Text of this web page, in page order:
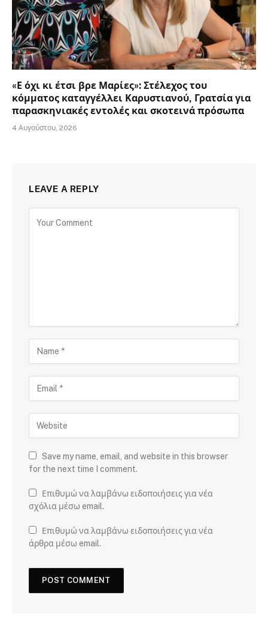
«Ε όχι κι έτσι βρε Μαρίες»: Στέλεχος του
κόμματος καταγγέλλει Καρυστιανού, Γρατσία για
παρασκηνιακές εντολές και σκοτεινά πρόσωπα
4 Αυγούστου, 2026
LEAVE A REPLY
Save my name, email, and website in this browser
for the next time I comment.
Επιθυμώ να λαμβάνω ειδοποιήσεις για νέα
σχόλια μέσω email.
Επιθυμώ να λαμβάνω ειδοποιήσεις για νέα
άρθρα μέσω email.